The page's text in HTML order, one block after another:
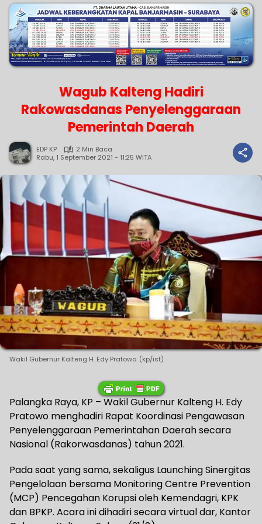
Wagub Kalteng Hadiri
Rakowasdanas Penyelenggaraan
Pemerintah Daerah
EDP KP
2 Min Baca
Rabu, 1 September 2021 - 11:25 WITA
Wakil Gubernur Kalteng H. Edy Pratowo. (kp/ist)
Palangka Raya, KP – Wakil Gubernur Kalteng H. Edy
Pratowo menghadiri Rapat Koordinasi Pengawasan
Penyelenggaraan Pemerintahan Daerah secara
Nasional (Rakorwasdanas) tahun 2021.
Pada saat yang sama, sekaligus Launching Sinergitas
Pengelolaan bersama Monitoring Centre Prevention
(MCP) Pencegahan Korupsi oleh Kemendagri, KPK
dan BPKP. Acara ini dihadiri secara virtual dar, Kantor